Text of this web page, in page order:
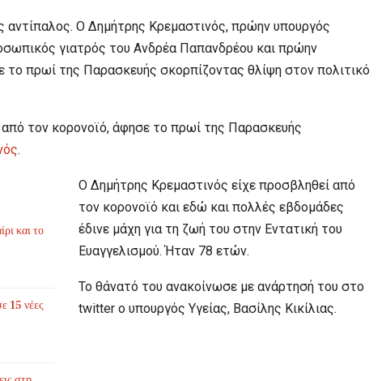
αντίπαλος. Ο Δημήτρης Κρεμαστινός, πρώην υπουργός
γιατρός του Ανδρέα Παπανδρέου και πρώην
το πρωί της Παρασκευής σκορπίζοντας θλίψη στον πολιτικό
από τον κορονοϊό, άφησε το πρωί της Παρασκευής
.
και το
15 νέες
Ο Δημήτρης Κρεμαστινός είχε προσβληθεί από
τον κορονοϊό και εδώ και πολλές εβδομάδες
έδινε μάχη για τη ζωή του στην Εντατική του
Ευαγγελισμού. Ήταν 78 ετών.
Το θάνατό του ανακοίνωσε με ανάρτησή του στο
twitter ο υπουργός Υγείας, Βασίλης Κικίλιας.